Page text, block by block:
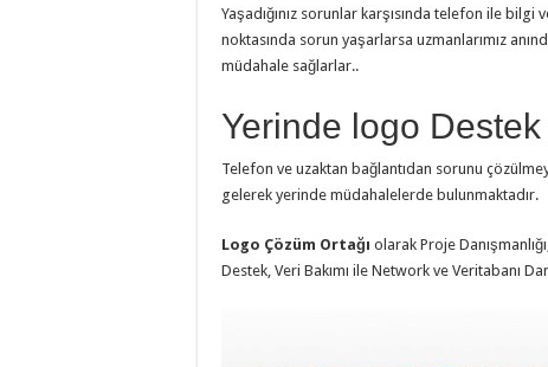
Yaşadığınız sorunlar karşısında telefon ile
noktasında sorun yaşarlarsa uzmanlarımız
müdahale sağlarlar..
Yerinde logo Destek
Telefon ve uzaktan bağlantıdan sorunu
gelerek yerinde müdahalelerde bulunmaktadır.
Logo Çözüm Ortağı olarak Proje
Destek, Veri Bakımı ile Network ve Veritabanı